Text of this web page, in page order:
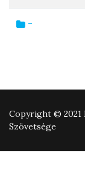
-
Copyright © 2021
Szövetsége